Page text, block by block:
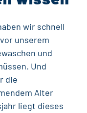
wir schnell
unserem
und
Und
die
Alter
liegt dieses